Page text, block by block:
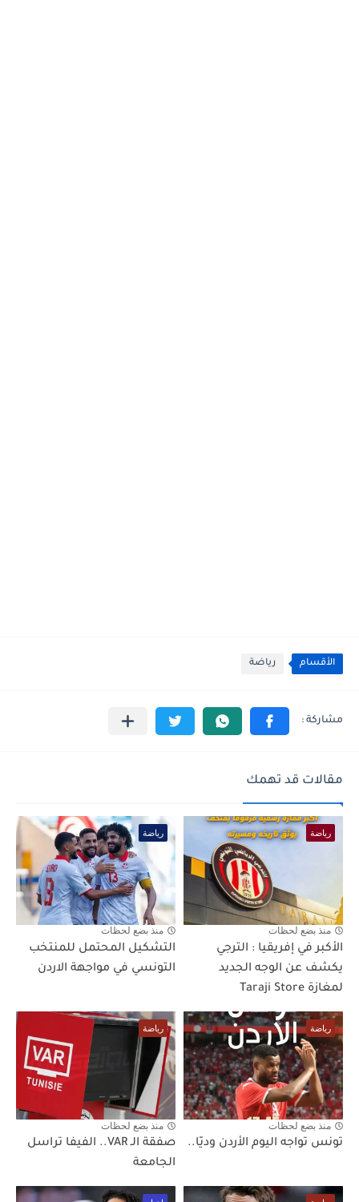
الأقسام رياضة
مقالات قد تهمك
رياضة
منذ بضع لحظات
الأكبر في إفريقيا : الترجي
يكشف عن الوجه الجديد
لمغازة Taraji Store
رياضة
منذ بضع لحظات
التشكيل المحتمل للمنتخب
التونسي في مواجهة الاردن
رياضة
منذ بضع لحظات
تونس تواجه اليوم الأردن وديّا..
رياضة
منذ بضع لحظات
صفقة الـ VAR.. الفيفا تراسل
الجامعة